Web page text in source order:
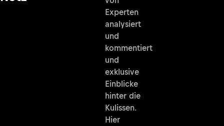
Experten
analysiert
und
kommentiert
und
exklusive
Einblicke
hinter die
Kulissen.
Hier